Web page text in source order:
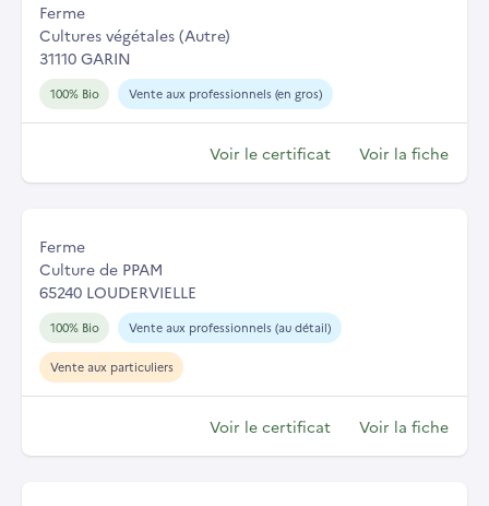
Ferme
Cultures végétales (Autre)
31110 GARIN
100% Bio Vente aux professionnels (en gros)
Voir le certificat Voir la fiche
Ferme
Culture de PPAM
65240 LOUDERVIELLE
100% Bio Vente aux professionnels (au détail)
Vente aux particuliers
Voir le certificat Voir la fiche